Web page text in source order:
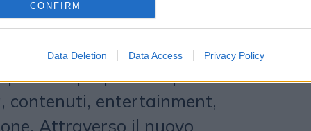
CONFIRM
Data Deletion Data Access Privacy Policy
nel più ampio percorso di
che negli ultimi anni ha
le proprie competenze
contenuti, entertainment,
Attraverso il nuovo